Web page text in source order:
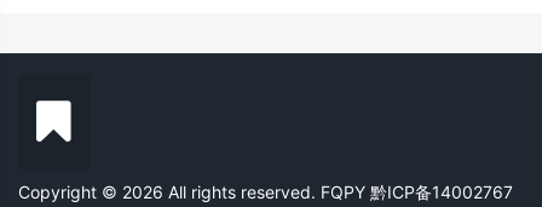
Copyright © 2026 All rights reserved. FQPY 黔ICP备14002767